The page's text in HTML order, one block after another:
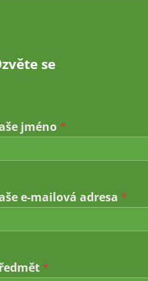
se
jméno *
e-mailová adresa *
*